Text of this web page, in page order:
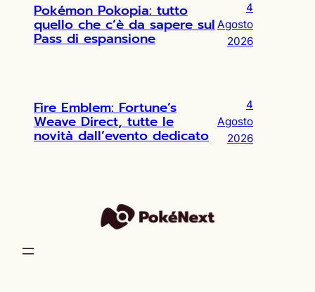
Pokémon Pokopia: tutto
quello che c’è da sapere sul
Pass di espansione
4
Agosto
2026
Fire Emblem: Fortune’s
Weave Direct, tutte le
novità dall’evento dedicato
4
Agosto
2026